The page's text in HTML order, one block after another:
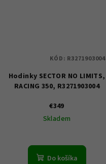
Hodinky SECTOR NO LIMITS,
RACING 350, R3271903004
€349
Skladem
Do košíka
KÓD: R3271903004